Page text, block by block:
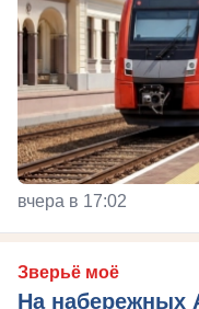
вчера в 17:02
Зверьё моё
На набережных